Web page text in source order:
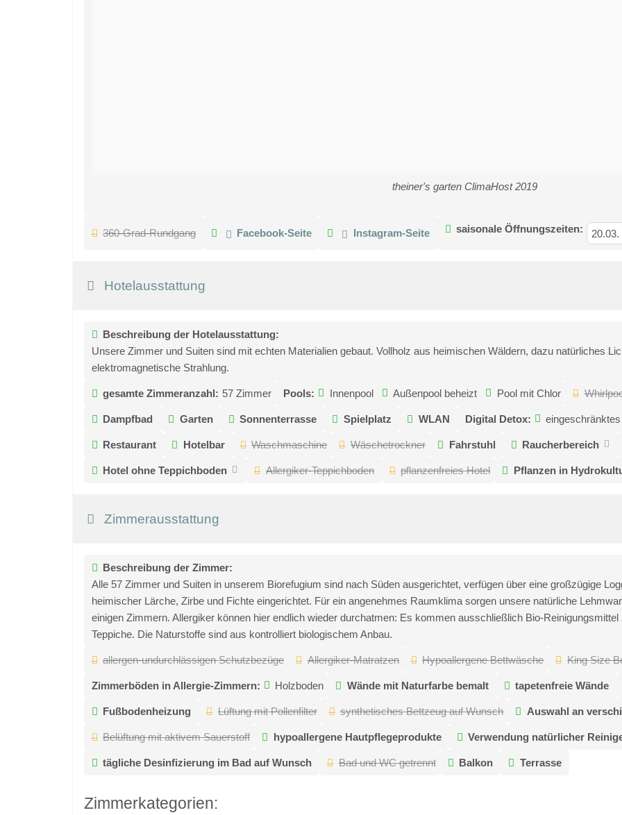
theiner's garten ClimaHost 2019
360-Grad-Rundgang Facebook-Seite Instagram-Seite saisonale Öffnungszeiten: 20.03.
Hotelausstattung
Beschreibung der Hotelausstattung:
Unsere Zimmer und Suiten sind mit echten Materialien gebaut. Vollholz aus heimischen Wäldern, dazu natürliches
elektromagnetische Strahlung.
gesamte Zimmeranzahl: 57 Zimmer Pools: Innenpool Außenpool beheizt Pool mit Chlor
Dampfbad Garten Sonnenterrasse Spielplatz WLAN Digital Detox:
Restaurant Hotelbar Waschmaschine Wäschetrockner Fahrstuhl Raucherbereich
Hotel ohne Teppichboden Allergiker-Teppichboden pflanzenfreies Hotel Pflanzen in
Zimmerausstattung
Beschreibung der Zimmer:
Alle 57 Zimmer und Suiten in unserem Biorefugium sind nach Süden ausgerichtet, verfügen über eine großzügige
heimischer Lärche, Zirbe und Fichte eingerichtet. Für ein angenehmes Raumklima sorgen unsere natürliche
einigen Zimmern. Allergiker können hier endlich wieder durchatmen: Es kommen ausschließlich Bio-
Teppiche. Die Naturstoffe sind aus kontrolliert biologischem Anbau.
allergen-undurchlässigen Schutzbezüge Allergiker-Matratzen Hypoallergene Bettwäsche King Size
Zimmerböden in Allergie-Zimmern: Holzboden Wände mit Naturfarbe bemalt tapetenfreie Wände
Fußbodenheizung Lüftung mit Pollenfilter synthetisches Bettzeug auf Wunsch Auswahl an
Belüftung mit aktivem Sauerstoff hypoallergene Hautpflegeprodukte Verwendung natürlicher
tägliche Desinfizierung im Bad auf Wunsch Bad und WC getrennt Balkon Terrasse
Zimmerkategorien: